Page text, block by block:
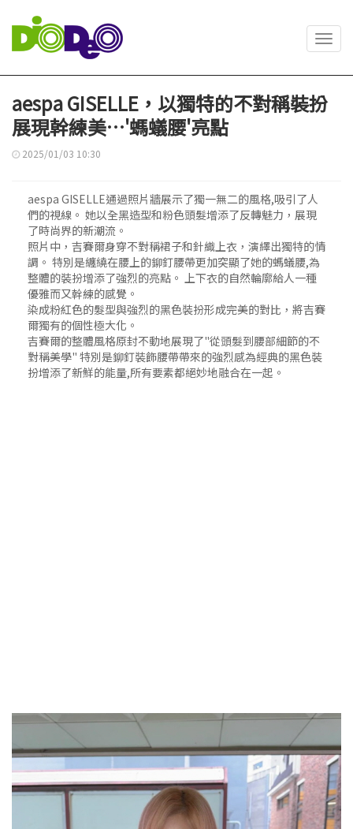
aespa GISELLE，以獨特的不對稱裝扮
展現幹練美…'螞蟻腰'亮點
2025/01/03 10:30
aespa GISELLE通過照片牆展示了獨一無二的風格,吸引了人
們的視線。 她以全黑造型和粉色頭髮增添了反轉魅力，展現
了時尚界的新潮流。
照片中，吉賽爾身穿不對稱裙子和針織上衣，演繹出獨特的情
調。 特別是纏繞在腰上的鉚釘腰帶更加突顯了她的螞蟻腰,為
整體的裝扮增添了強烈的亮點。 上下衣的自然輪廓給人一種
優雅而又幹練的感覺。
染成粉紅色的髮型與強烈的黑色裝扮形成完美的對比，將吉賽
爾獨有的個性極大化。
吉賽爾的整體風格原封不動地展現了"從頭髮到腰部細節的不
對稱美學" 特別是鉚釘裝飾腰帶帶來的強烈感為經典的黑色裝
扮增添了新鮮的能量,所有要素都絕妙地融合在一起。